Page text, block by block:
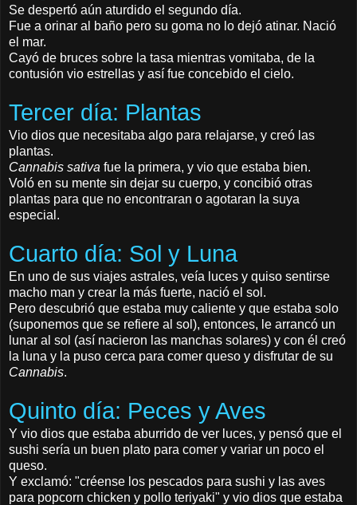
Se despertó aún aturdido el segundo día.
Fue a orinar al baño pero su goma no lo dejó atinar. Nació
el mar.
Cayó de bruces sobre la tasa mientras vomitaba, de la
contusión vio estrellas y así fue concebido el cielo.
Tercer día: Plantas
Vio dios que necesitaba algo para relajarse, y creó las
plantas.
Cannabis sativa fue la primera, y vio que estaba bien.
Voló en su mente sin dejar su cuerpo, y concibió otras
plantas para que no encontraran o agotaran la suya
especial.
Cuarto día: Sol y Luna
En uno de sus viajes astrales, veía luces y quiso sentirse
macho man y crear la más fuerte, nació el sol.
Pero descubrió que estaba muy caliente y que estaba solo
(suponemos que se refiere al sol), entonces, le arrancó un
lunar al sol (así nacieron las manchas solares) y con él creó
la luna y la puso cerca para comer queso y disfrutar de su
Cannabis.
Quinto día: Peces y Aves
Y vio dios que estaba aburrido de ver luces, y pensó que el
sushi sería un buen plato para comer y variar un poco el
queso.
Y exclamó: "créense los pescados para sushi y las aves
para popcorn chicken y pollo teriyaki" y vio dios que estaba